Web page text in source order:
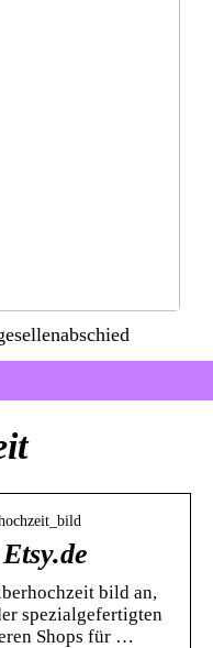
bild an,
spezialgefertigten
Shops für …